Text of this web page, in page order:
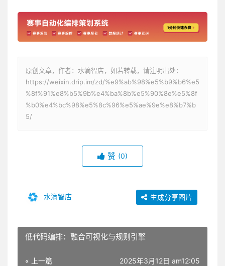
原创文章，作者：水滴智店，如若转载，请注明出处：
https://weixin.drip.im/zd/%e9%ab%98%e5%b9%b6%e5
%8f%91%e8%b5%9b%e4%ba%8b%e5%90%8e%e5%8f
%b0%e4%bc%98%e5%8c%96%e5%ae%9e%e8%b7%b
5/
赞 (0)
水滴智店 生成分享图片
低代码编排：融合可视化与规则引擎
« 上一篇 2025年3月12日 am12:05